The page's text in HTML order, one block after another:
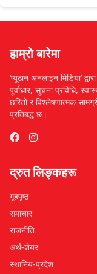
हाम्रो बारेमा
‘प्यूठान अनलाइन मिडिया’
पूर्वाधार, सूचना प्रविधि,
छरितो र विश्लेषणात्मक
प्रतिबद्ध छ।
द्रुत लिङ्कहरू
गृहपृष्ठ
समाचार
राजनीति
अर्थ-शेयर
स्थानिय-प्रदेश